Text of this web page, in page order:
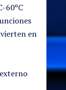
60ºC
en